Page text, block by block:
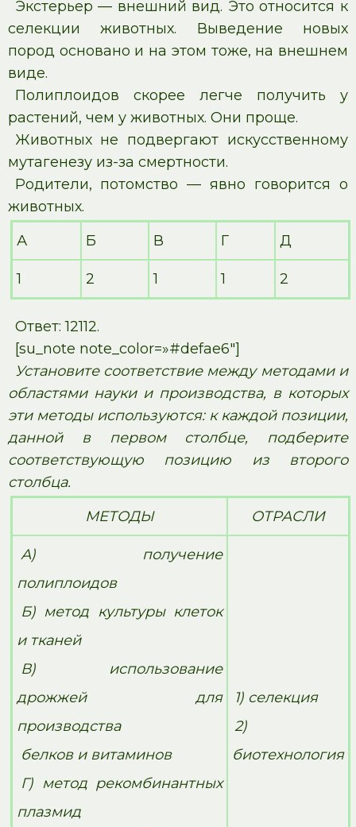
Экстерьер — внешний вид. Это относится к
селекции животных. Выведение новых
пород основано и на этом тоже, на внешнем
виде.
Полиплоидов скорее легче получить у
растений, чем у животных. Они проще.
Животных не подвергают искусственному
мутагенезу из-за смертности.
Родители, потомство — явно говорится о
животных.
А
Б В Г Д
1 2 1 1 2
Ответ: 12112.
[su_note note_color=»#defae6″]
Установите соответствие между методами и
областями науки и производства, в которых
эти методы используются: к каждой позиции,
данной в первом столбце, подберите
соответствующую позицию из второго
столбца.
МЕТОДЫ
ОТРАСЛИ
А) получение
полиплоидов
Б) метод культуры клеток
и тканей
В) использование
дрожжей для
производства
белков и витаминов
Г) метод рекомбинантных
плазмид
1) селекция
2)
биотехнология